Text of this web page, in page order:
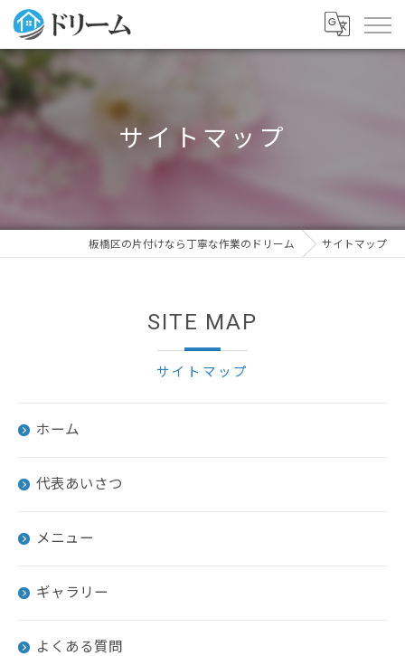
サイトマップ
板橋区の片付けなら丁寧な作業のドリーム サイトマップ
サイトマップ
SITE MAP
ホーム
代表あいさつ
メニュー
ギャラリー
よくある質問